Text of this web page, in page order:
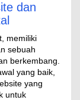
dan
memiliki
sebuah
berkembang.
yang baik,
yang
untuk